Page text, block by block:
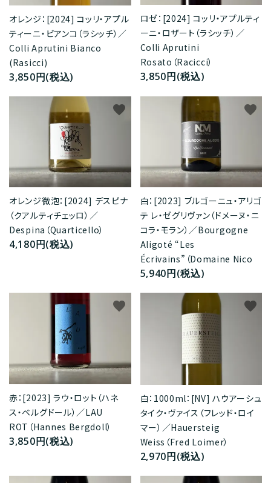
オレンジ：[2024] コッリ・アプル
ティーニ・ビアンコ（ラシッチ）／
Colli Aprutini Bianco
(Rasicci)
3,850円(税込)
ロゼ：[2024] コッリ・アプルティ
ーニ・ロザート（ラシッチ）／
Colli Aprutini
Rosato（Racicci）
3,850円(税込)
オレンジ微泡：[2024] デスピナ
（クアルティチェッロ）／
Despina（Quarticello）
4,180円(税込)
favorite
白：[2023] ブルゴーニュ・アリゴ
テ レ・ゼグリヴァン（ドメーヌ・ニ
コラ・モラン）／Bourgogne
Aligoté “Les
Écrivains”（Domaine Nico
5,940円(税込)
favorite
赤：[2023] ラウ・ロット（ハネ
ス・ベルグドール）／LAU
ROT（Hannes Bergdoll）
3,850円(税込)
favorite
白：1000ml：[NV] ハウアーシュ
タイク・ヴァイス（フレッド・ロイ
マー）／Hauersteig
Weiss（Fred Loimer）
2,970円(税込)
favorite